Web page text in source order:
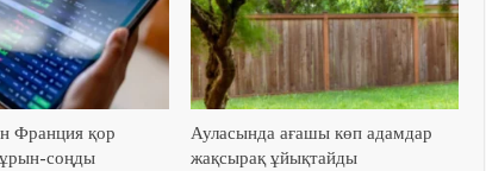
Франция қор
соңды
Ауласында ағашы көп адамдар
жақсырақ ұйықтайды